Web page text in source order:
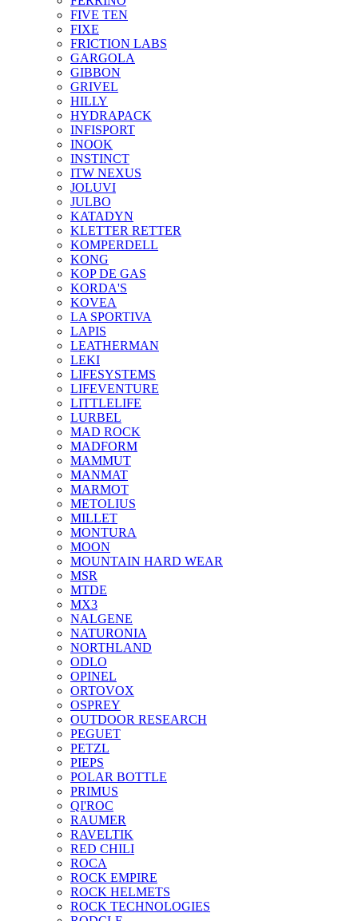
FIVE TEN
FIXE
FRICTION LABS
GARGOLA
GIBBON
GRIVEL
HILLY
HYDRAPACK
INFISPORT
INOOK
INSTINCT
ITW NEXUS
JOLUVI
JULBO
KATADYN
KLETTER RETTER
KOMPERDELL
KONG
KOP DE GAS
KORDA'S
KOVEA
LA SPORTIVA
LAPIS
LEATHERMAN
LEKI
LIFESYSTEMS
LIFEVENTURE
LITTLELIFE
LURBEL
MAD ROCK
MADFORM
MAMMUT
MANMAT
MARMOT
METOLIUS
MILLET
MONTURA
MOON
MOUNTAIN HARD WEAR
MSR
MTDE
MX3
NALGENE
NATURONIA
NORTHLAND
ODLO
OPINEL
ORTOVOX
OSPREY
OUTDOOR RESEARCH
PEGUET
PETZL
PIEPS
POLAR BOTTLE
PRIMUS
QI'ROC
RAUMER
RAVELTIK
RED CHILI
ROCA
ROCK EMPIRE
ROCK HELMETS
ROCK TECHNOLOGIES